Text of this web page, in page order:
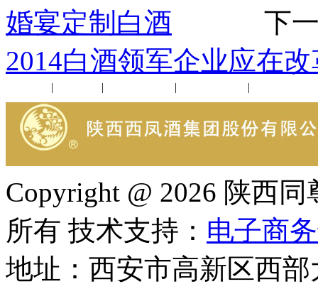
婚宴定制白酒 下一
2014白酒领军企业应在
| | | |
Copyright @ 2026 陕西
所有 技术支持： 电子商
地址：西安市高新区西